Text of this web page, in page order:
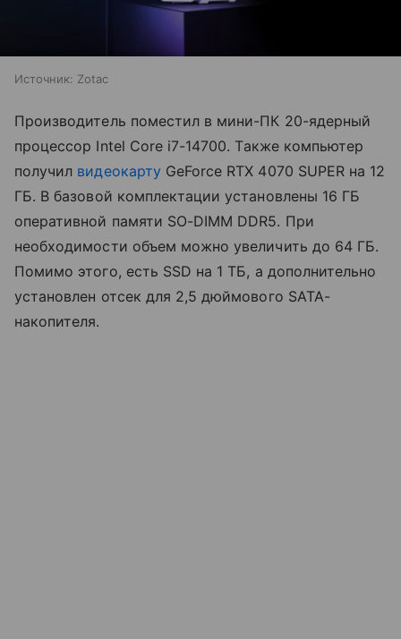
Источник: Zotac
Производитель поместил в мини-ПК 20-ядерный
процессор Intel Core i7-14700. Также компьютер
получил видеокарту GeForce RTX 4070 SUPER на 12
ГБ. В базовой комплектации установлены 16 ГБ
оперативной памяти SO-DIMM DDR5. При
необходимости объем можно увеличить до 64 ГБ.
Помимо этого, есть SSD на 1 ТБ, а дополнительно
установлен отсек для 2,5 дюймового SATA-
накопителя.